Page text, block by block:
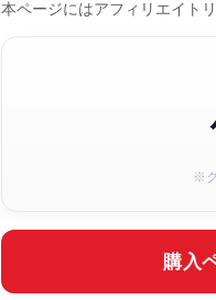
本ページにはアフィリエイト
※
購入